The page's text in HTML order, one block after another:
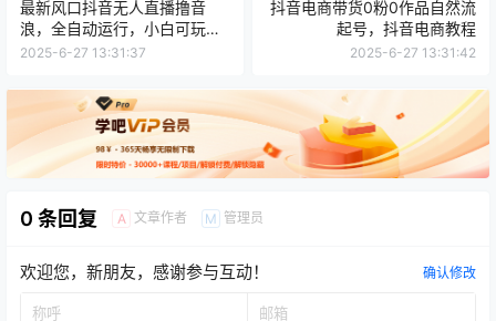
最新风口抖音无人直播撸音
浪，全自动运行，小白可玩，
长期稳定，日入1.3k，可批量
2025-6-27 13:31:37
抖音电商带货0粉0作品自然流
起号，抖音电商教程
2025-6-27 13:31:42
0 条回复 A 文章作者 M 管理员
欢迎您，新朋友，感谢参与互动！ 确认修改